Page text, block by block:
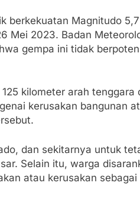
berkekuatan Magnitudo
Mei 2023. Badan
gempa ini tidak
kilometer arah tenggara
kerusakan bangunan
dan sekitarnya untuk
Selain itu, warga
atau kerusakan